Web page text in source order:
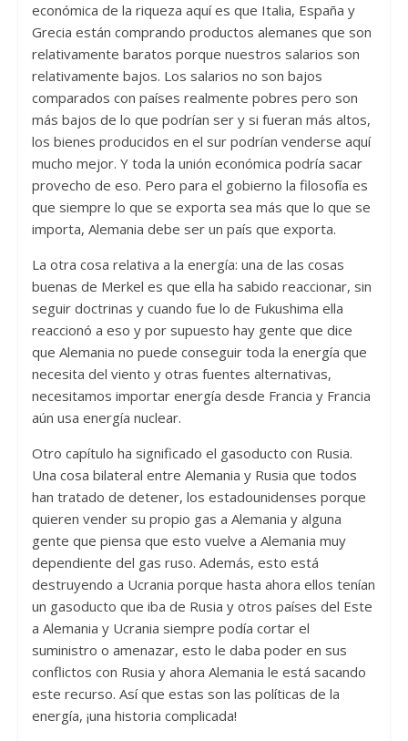
económica de la riqueza aquí es que Italia, España y
Grecia están comprando productos alemanes que son
relativamente baratos porque nuestros salarios son
relativamente bajos. Los salarios no son bajos
comparados con países realmente pobres pero son
más bajos de lo que podrían ser y si fueran más altos,
los bienes producidos en el sur podrían venderse aquí
mucho mejor. Y toda la unión económica podría sacar
provecho de eso. Pero para el gobierno la filosofía es
que siempre lo que se exporta sea más que lo que se
importa, Alemania debe ser un país que exporta.
La otra cosa relativa a la energía: una de las cosas
buenas de Merkel es que ella ha sabido reaccionar, sin
seguir doctrinas y cuando fue lo de Fukushima ella
reaccionó a eso y por supuesto hay gente que dice
que Alemania no puede conseguir toda la energía que
necesita del viento y otras fuentes alternativas,
necesitamos importar energía desde Francia y Francia
aún usa energía nuclear.
Otro capítulo ha significado el gasoducto con Rusia.
Una cosa bilateral entre Alemania y Rusia que todos
han tratado de detener, los estadounidenses porque
quieren vender su propio gas a Alemania y alguna
gente que piensa que esto vuelve a Alemania muy
dependiente del gas ruso. Además, esto está
destruyendo a Ucrania porque hasta ahora ellos tenían
un gasoducto que iba de Rusia y otros países del Este
a Alemania y Ucrania siempre podía cortar el
suministro o amenazar, esto le daba poder en sus
conflictos con Rusia y ahora Alemania le está sacando
este recurso. Así que estas son las políticas de la
energía, ¡una historia complicada!